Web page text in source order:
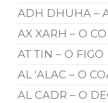
ADH DHUHA –
AX XARH – O
AT TIN – O FIGO
AL ‘ALAC – O
AL CADR – O